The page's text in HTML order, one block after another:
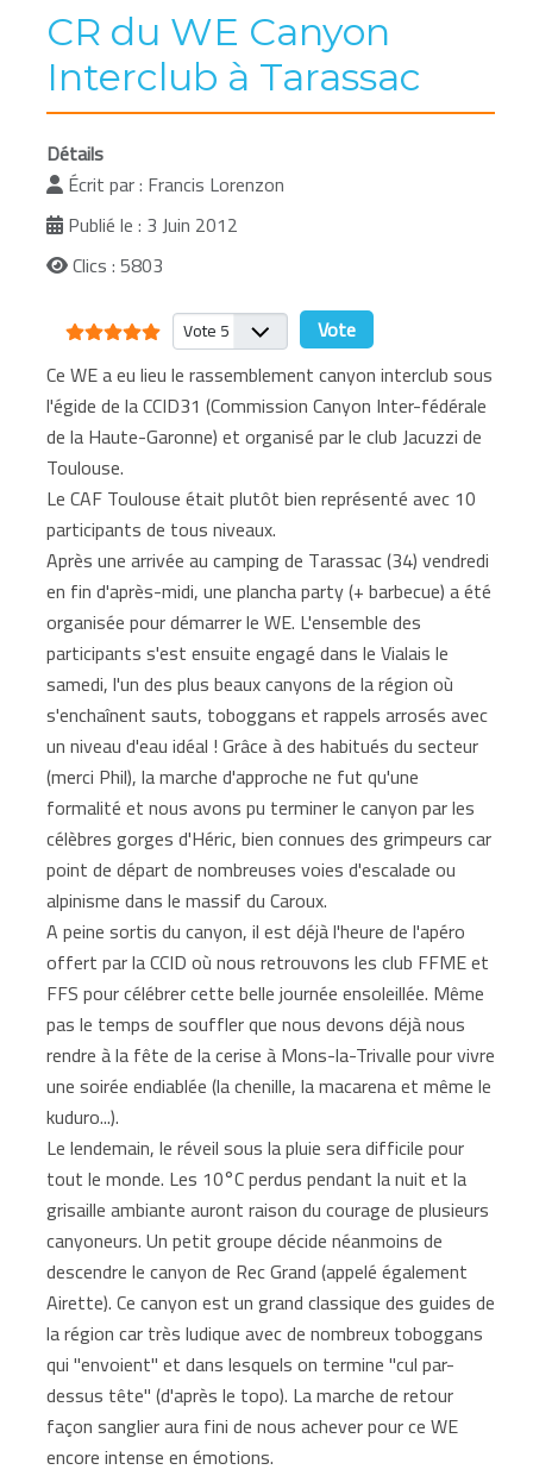
CR du WE Canyon
Interclub à Tarassac
Détails
Écrit par : Francis Lorenzon
Publié le : 3 Juin 2012
Clics : 5803
Vote utilisateur:5/5
Veuillez voter
Ce WE a eu lieu le rassemblement canyon interclub sous
l'égide de la CCID31 (Commission Canyon Inter-fédérale
de la Haute-Garonne) et organisé par le club Jacuzzi de
Toulouse.
Le CAF Toulouse était plutôt bien représenté avec 10
participants de tous niveaux.
Après une arrivée au camping de Tarassac (34) vendredi
en fin d'après-midi, une plancha party (+ barbecue) a été
organisée pour démarrer le WE. L'ensemble des
participants s'est ensuite engagé dans le Vialais le
samedi, l'un des plus beaux canyons de la région où
s'enchaînent sauts, toboggans et rappels arrosés avec
un niveau d'eau idéal ! Grâce à des habitués du secteur
(merci Phil), la marche d'approche ne fut qu'une
formalité et nous avons pu terminer le canyon par les
célèbres gorges d'Héric, bien connues des grimpeurs car
point de départ de nombreuses voies d'escalade ou
alpinisme dans le massif du Caroux.
A peine sortis du canyon, il est déjà l'heure de l'apéro
offert par la CCID où nous retrouvons les club FFME et
FFS pour célébrer cette belle journée ensoleillée. Même
pas le temps de souffler que nous devons déjà nous
rendre à la fête de la cerise à Mons-la-Trivalle pour vivre
une soirée endiablée (la chenille, la macarena et même le
kuduro...).
Le lendemain, le réveil sous la pluie sera difficile pour
tout le monde. Les 10°C perdus pendant la nuit et la
grisaille ambiante auront raison du courage de plusieurs
canyoneurs. Un petit groupe décide néanmoins de
descendre le canyon de Rec Grand (appelé également
Airette). Ce canyon est un grand classique des guides de
la région car très ludique avec de nombreux toboggans
qui "envoient" et dans lesquels on termine "cul par-
dessus tête" (d'après le topo). La marche de retour
façon sanglier aura fini de nous achever pour ce WE
encore intense en émotions.